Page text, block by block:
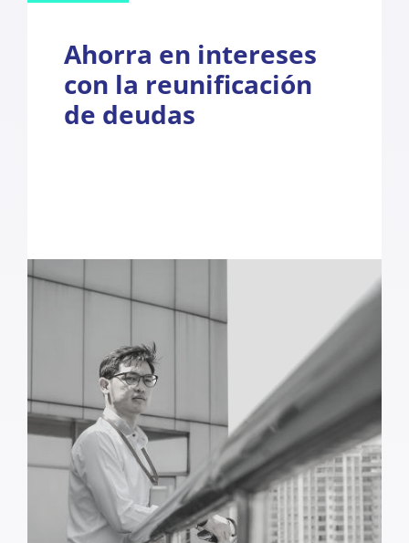
Ahorra en intereses
con la reunificación
de deudas